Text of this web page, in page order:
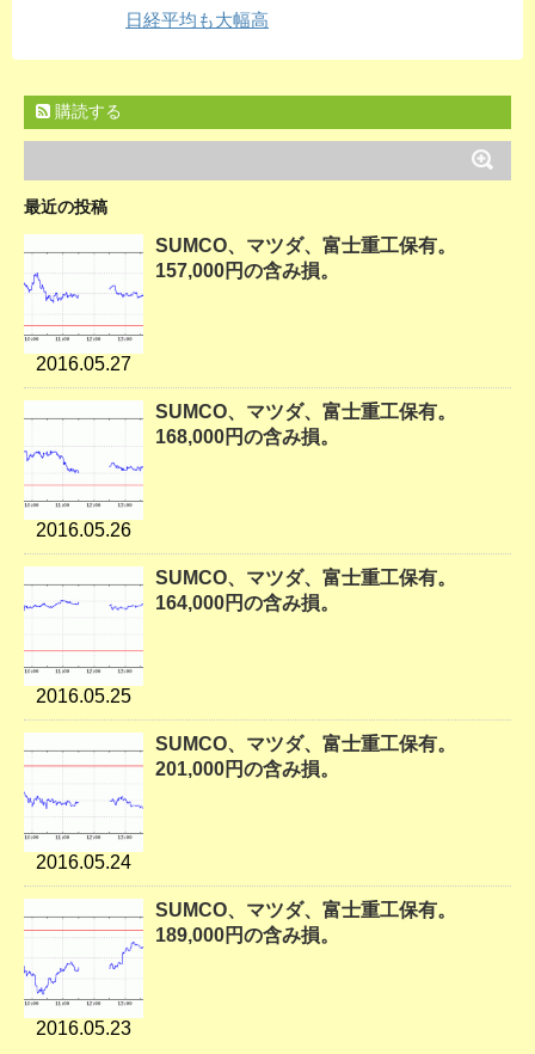
日経平均も大幅高
購読する
最近の投稿
2016.05.27
SUMCO、マツダ、富士重工保有。
157,000円の含み損。
2016.05.26
SUMCO、マツダ、富士重工保有。
168,000円の含み損。
2016.05.25
SUMCO、マツダ、富士重工保有。
164,000円の含み損。
2016.05.24
SUMCO、マツダ、富士重工保有。
201,000円の含み損。
2016.05.23
SUMCO、マツダ、富士重工保有。
189,000円の含み損。